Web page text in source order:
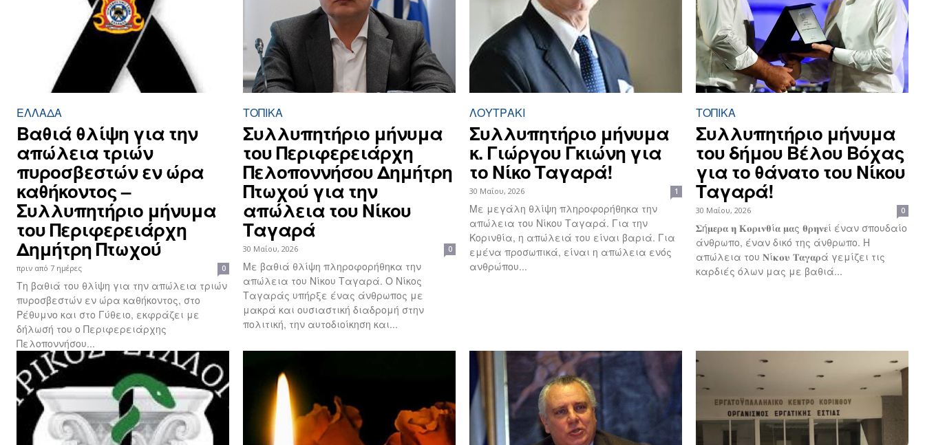
ΕΛΛΆΔΑ
Βαθιά θλίψη για την
απώλεια τριών
πυροσβεστών εν ώρα
καθήκοντος –
Συλλυπητήριο μήνυμα
του Περιφερειάρχη
Δημήτρη Πτωχού
πριν από 7 ημέρες 0
Τη βαθιά του θλίψη για την απώλεια τριών
πυροσβεστών εν ώρα καθήκοντος, στο
Ρέθυμνο και στο Γύθειο, εκφράζει με
δήλωσή του ο Περιφερειάρχης
Πελοποννήσου...
ΤΟΠΙΚΑ
Συλλυπητήριο μήνυμα
του Περιφερειάρχη
Πελοποννήσου Δημήτρη
Πτωχού για την
απώλεια του Νίκου
Ταγαρά
30 Μαΐου, 2026 0
Με βαθιά θλίψη πληροφορήθηκα την
απώλεια του Νίκου Ταγαρά. Ο Νίκος
Ταγαράς υπήρξε ένας άνθρωπος με
μακρά και ουσιαστική διαδρομή στην
πολιτική, την αυτοδιοίκηση και...
ΛΟΥΤΡΆΚΙ
Συλλυπητήριο μήνυμα
κ. Γιώργου Γκιώνη για
το Νίκο Ταγαρά!
30 Μαΐου, 2026 1
Με μεγάλη θλίψη πληροφορήθηκα την
απώλεια του Νίκου Ταγαρά. Για την
Κορινθία, η απώλειά του είναι βαριά. Για
εμένα προσωπικά, είναι η απώλεια ενός
ανθρώπου...
ΤΟΠΙΚΑ
Συλλυπητήριο μήνυμα
του δήμου Βέλου Βόχας
για το θάνατο του Νίκου
Ταγαρά!
30 Μαΐου, 2026 0
𝚺ή𝛍𝛆𝛒𝛂 𝛈 𝚱𝛐𝛒𝛊𝛎𝛉ί𝛂 𝛍𝛂ς 𝛉𝛒𝛈𝛎𝛆ί έναν σπουδαίο
άνθρωπο, έναν δικό της άνθρωπο. Η
απώλεια του 𝚴ί𝛋𝛐𝛖 𝚻𝛂𝛄𝛂𝛒ά γεμίζει τις
καρδιές όλων μας με βαθιά...